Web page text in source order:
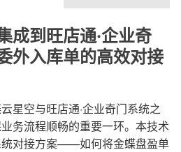
成到旺店通·企业奇
外入库单的高效对接
星空与旺店通·企业奇门系统之
务流程顺畅的重要一环。本技术
统对接方案——如何将金蝶盘盈单